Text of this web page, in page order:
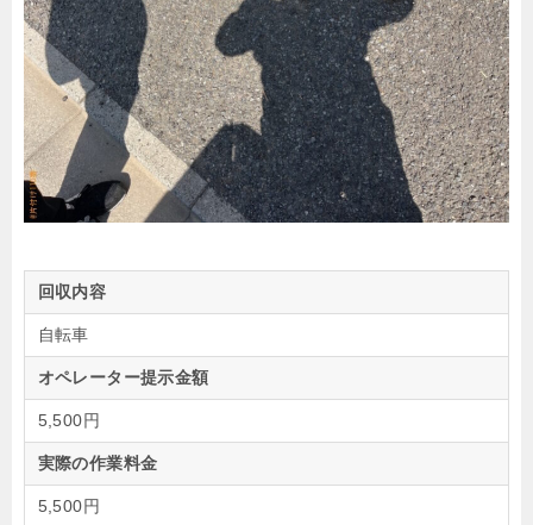
回収内容
自転車
オペレーター提示金額
5,500円
実際の作業料金
5,500円